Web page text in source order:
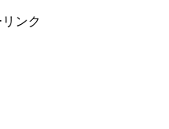
ンク